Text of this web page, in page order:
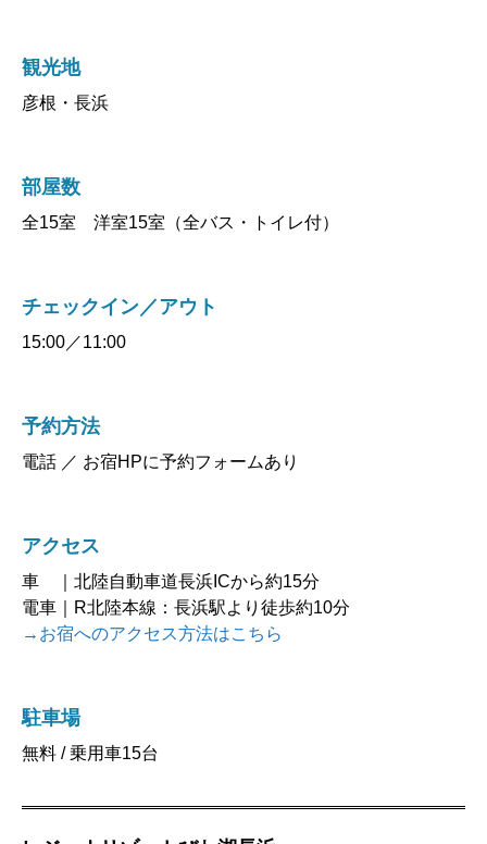
観光地
彦根・長浜
部屋数
全15室 洋室15室（全バス・トイレ付）
チェックイン／アウト
15:00／11:00
予約方法
電話 ／ お宿HPに予約フォームあり
アクセス
車 ｜北陸自動車道長浜ICから約15分
電車｜R北陸本線：長浜駅より徒歩約10分
→お宿へのアクセス方法はこちら
駐車場
無料 / 乗用車15台